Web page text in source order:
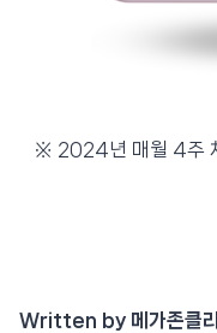
※ 2024년 매월 4주
Written by 메가존클